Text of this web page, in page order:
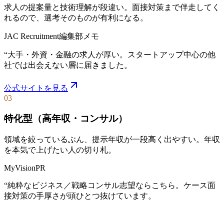
求人の提案量と技術理解が段違い。面接対策まで伴走してく
れるので、選考そのものが有利になる。
JAC Recruitment編集部メモ
“大手・外資・金融の求人が厚い。スタートアップ中心の他
社では出会えない層に届きました。
公式サイトを見る
03
特化型（高年収・コンサル）
領域を絞っているぶん、提示年収が一段高く出やすい。年収
を本気で上げたい人の切り札。
MyVisionPR
“純粋なビジネス／戦略コンサル志望ならこちら。ケース面
接対策の手厚さが頭ひとつ抜けています。